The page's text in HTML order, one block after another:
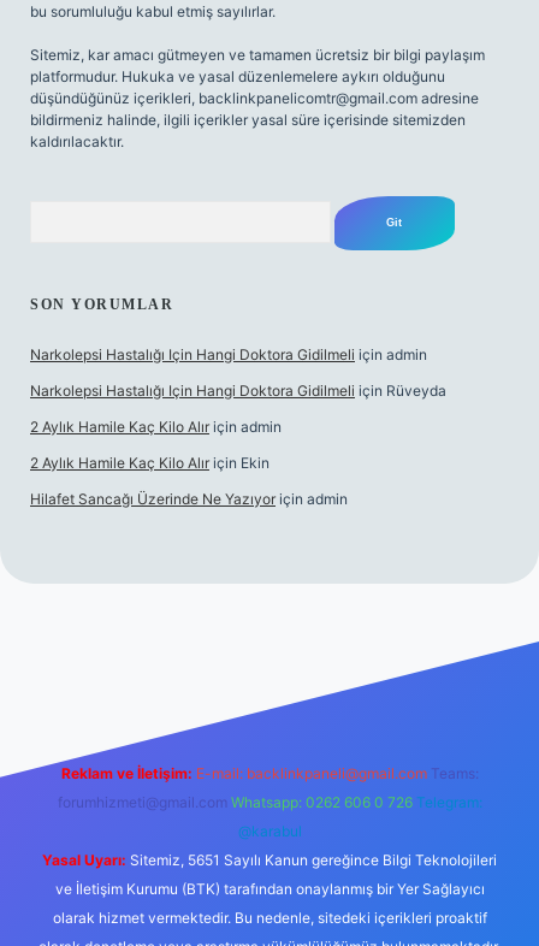
bu sorumluluğu kabul etmiş sayılırlar.
Sitemiz, kar amacı gütmeyen ve tamamen ücretsiz bir bilgi paylaşım
platformudur. Hukuka ve yasal düzenlemelere aykırı olduğunu
düşündüğünüz içerikleri, backlinkpanelicomtr@gmail.com adresine
bildirmeniz halinde, ilgili içerikler yasal süre içerisinde sitemizden
kaldırılacaktır.
SON YORUMLAR
Narkolepsi Hastalığı Için Hangi Doktora Gidilmeli için admin
Narkolepsi Hastalığı Için Hangi Doktora Gidilmeli için Rüveyda
2 Aylık Hamile Kaç Kilo Alır için admin
2 Aylık Hamile Kaç Kilo Alır için Ekin
Hilafet Sancağı Üzerinde Ne Yazıyor için admin
Reklam ve İletişim: E-mail: backlinkpaneli@gmail.com Teams:
forumhizmeti@gmail.com Whatsapp: 0262 606 0 726 Telegram:
@karabul
Yasal Uyarı: Sitemiz, 5651 Sayılı Kanun gereğince Bilgi Teknolojileri
ve İletişim Kurumu (BTK) tarafından onaylanmış bir Yer Sağlayıcı
olarak hizmet vermektedir. Bu nedenle, sitedeki içerikleri proaktif